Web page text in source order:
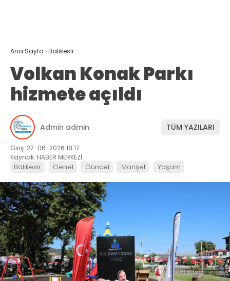
Ana Sayfa ›Balıkesir
Volkan Konak Parkı
hizmete açıldı
Admin admin TÜM YAZILARI
Giriş: 27-06-2026 18:17
Kaynak: HABER MERKEZİ
Balıkesir Genel Güncel Manşet Yaşam